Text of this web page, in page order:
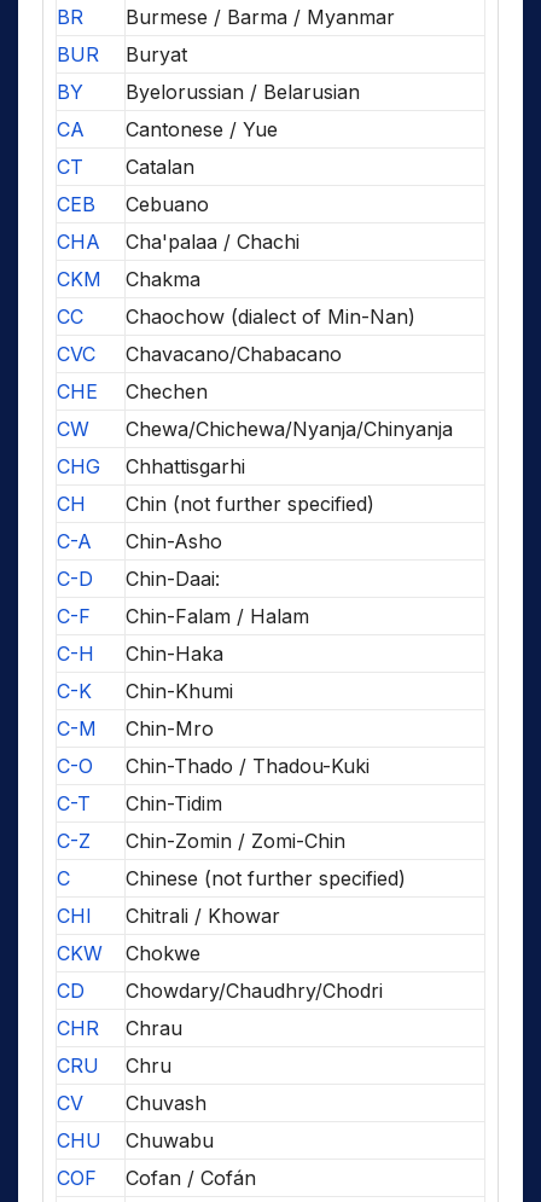
BR
Burmese / Barma / Myanmar
BUR
Buryat
BY
Byelorussian / Belarusian
CA
Cantonese / Yue
CT
Catalan
CEB
Cebuano
CHA
Cha'palaa / Chachi
CKM
Chakma
CC
Chaochow (dialect of Min-Nan)
CVC
Chavacano/Chabacano
CHE
Chechen
CW
Chewa/Chichewa/Nyanja/Chinyanja
CHG
Chhattisgarhi
CH
Chin (not further specified)
C-A
Chin-Asho
C-D
Chin-Daai:
C-F
Chin-Falam / Halam
C-H
Chin-Haka
C-K
Chin-Khumi
C-M
Chin-Mro
C-O
Chin-Thado / Thadou-Kuki
C-T
Chin-Tidim
C-Z
Chin-Zomin / Zomi-Chin
C
Chinese (not further specified)
CHI
Chitrali / Khowar
CKW
Chokwe
CD
Chowdary/Chaudhry/Chodri
CHR
Chrau
CRU
Chru
CV
Chuvash
CHU
Chuwabu
COF
Cofan / Cofán